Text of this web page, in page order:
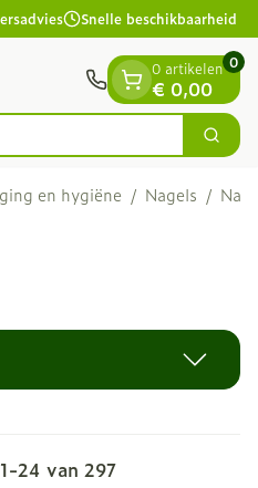
Snelle beschikbaarheid
Zoek
0 artikelen
€ 0,00
0
en hygiëne / Nagels /
1-24 van 297